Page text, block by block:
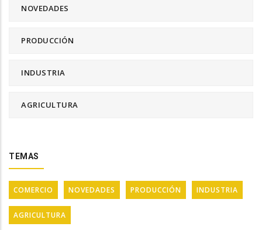
NOVEDADES
PRODUCCIÓN
INDUSTRIA
AGRICULTURA
TEMAS
COMERCIO NOVEDADES PRODUCCIÓN INDUSTRIA
AGRICULTURA